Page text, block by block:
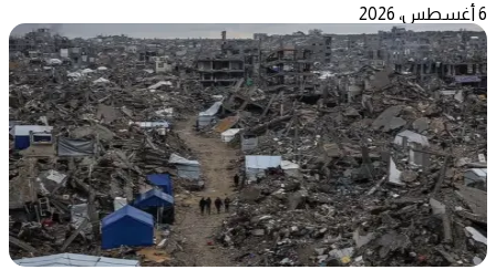
6 أغسطس، 2026